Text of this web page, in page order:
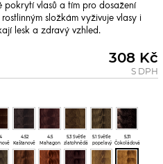
pokrytí vlasů a tím pro dosažení
složkám vyživuje vlasy i
lesk a zdravý vzhled.
308 Kč
S DPH
4.52
Kaštanově
fialová
mahagonová
4.5
Mahagon
5.3 Světle
zlatohnědá
5.1 Světle
popelavý
kaštan
5.31
Čokoládová